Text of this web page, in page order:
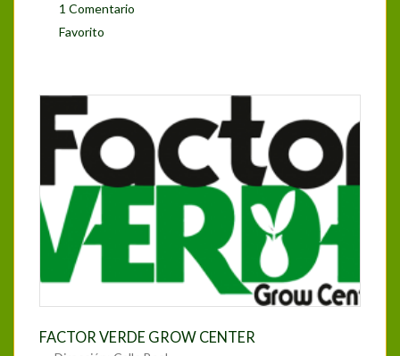
1 Comentario
Favorito
FACTOR VERDE GROW CENTER